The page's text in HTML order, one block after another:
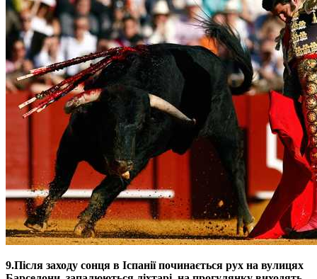
9.Після заходу сонця в Іспанії починається рух на вулицях